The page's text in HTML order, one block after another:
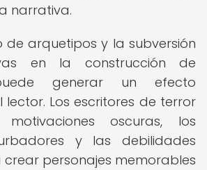
narrativa.
de arquetipos y la subversión
en la construcción de
generar un efecto
lector. Los escritores de terror
oscuras, los
y las debilidades
personajes memorables